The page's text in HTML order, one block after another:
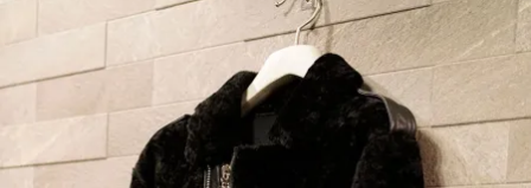
BRAND
COLLECTI
ON（ハイブ